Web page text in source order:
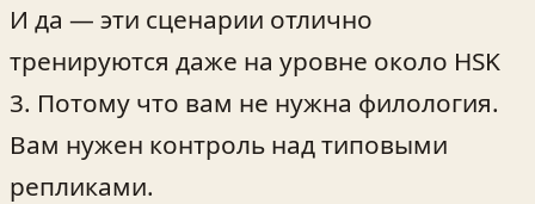
И да — эти сценарии отлично
тренируются даже на уровне около HSK
3. Потому что вам не нужна филология.
Вам нужен контроль над типовыми
репликами.